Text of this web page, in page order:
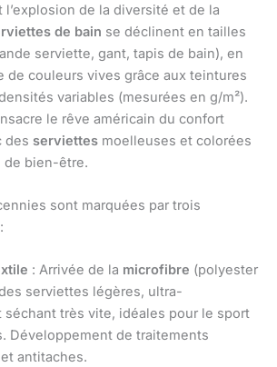
l’explosion de la diversité et de la
de bain se déclinent en tailles
serviette, gant, tapis de bain), en
de couleurs vives grâce aux teintures
variables (mesurées en g/m²).
le rêve américain du confort
des serviettes moelleuses et colorées
de bien-être.
sont marquées par trois
: Arrivée de la microfibre (polyester
serviettes légères, ultra-
séchant très vite, idéales pour le sport
Développement de traitements
antitaches.